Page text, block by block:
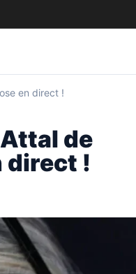
en direct !
de
direct !